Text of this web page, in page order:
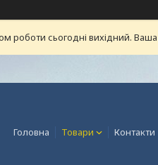
роботи сьогодні вихідний.
Головна Товари Контакти